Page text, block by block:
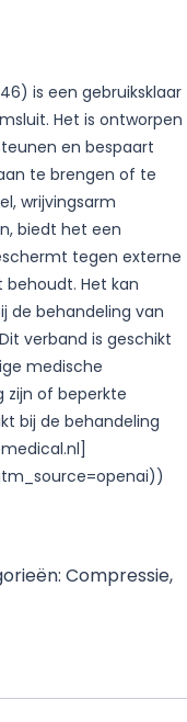
is een gebruiksklaar
Het is ontworpen
en bespaart
te brengen of te
wrijvingsarm
biedt het een
tegen externe
Het kan
de behandeling van
verband is geschikt
medische
zijn of beperkte
bij de behandeling
Compressie,